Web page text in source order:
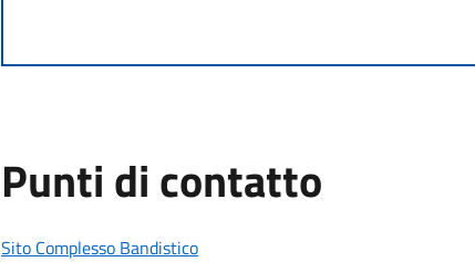
Punti di contatto
Sito Complesso Bandistico